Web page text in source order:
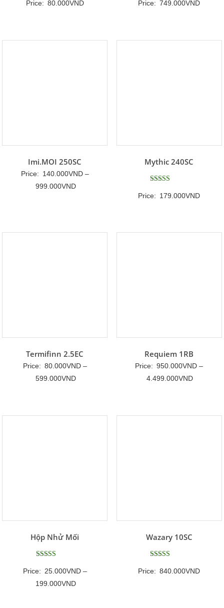
Price: 80.000VND Price: 749.000VND
Imi.MOI 250SC
Price: 140.000VND –
999.000VNDKhoảng
đến
Mythic 240SC
hạng
Price: 179.000VND
Termifinn 2.5EC
Price: 80.000VND –
599.000VNDKhoảng
80.000VND
Requiem 1RB
Price: 950.000VND –
4.499.000VNDKhoảng
Hộp Nhử Mối
hạng
5 sao
Price: 25.000VND –
199.000VNDKhoảng
Wazary 10SC
hạng
Price: 840.000VND